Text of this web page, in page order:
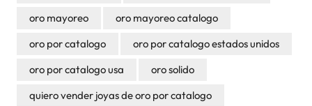
oro mayoreo
oro mayoreo catalogo
oro por catalogo
oro por catalogo estados unidos
oro por catalogo usa
oro solido
quiero vender joyas de oro por catalogo